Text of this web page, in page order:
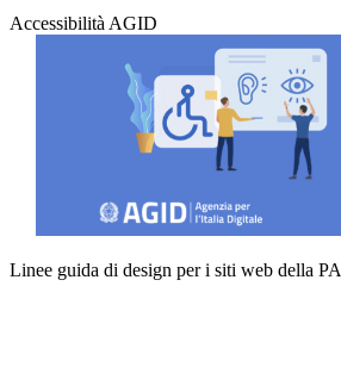
Accessibilità AGID
Linee guida di design per i siti web della PA